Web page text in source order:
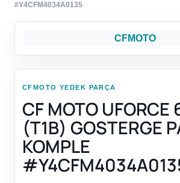
#Y4CFM4034A0135
CFMOTO
CFMOTO YEDEK PARÇA
CF MOTO UFORCE
(T1B) GOSTERGE
KOMPLE